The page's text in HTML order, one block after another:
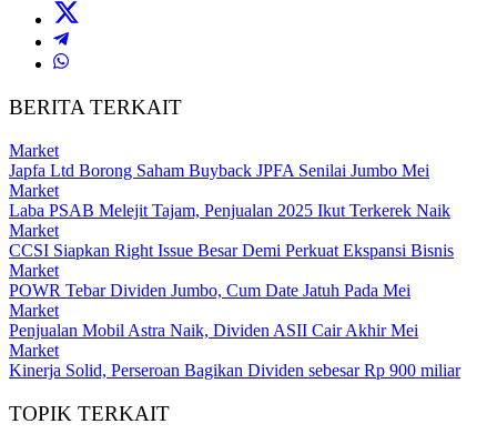
BERITA TERKAIT
Market
Japfa Ltd Borong Saham Buyback JPFA Senilai Jumbo Mei
Market
Laba PSAB Melejit Tajam, Penjualan 2025 Ikut Terkerek Naik
Market
CCSI Siapkan Right Issue Besar Demi Perkuat Ekspansi Bisnis
Market
POWR Tebar Dividen Jumbo, Cum Date Jatuh Pada Mei
Market
Penjualan Mobil Astra Naik, Dividen ASII Cair Akhir Mei
Market
Kinerja Solid, Perseroan Bagikan Dividen sebesar Rp 900 miliar
TOPIK TERKAIT